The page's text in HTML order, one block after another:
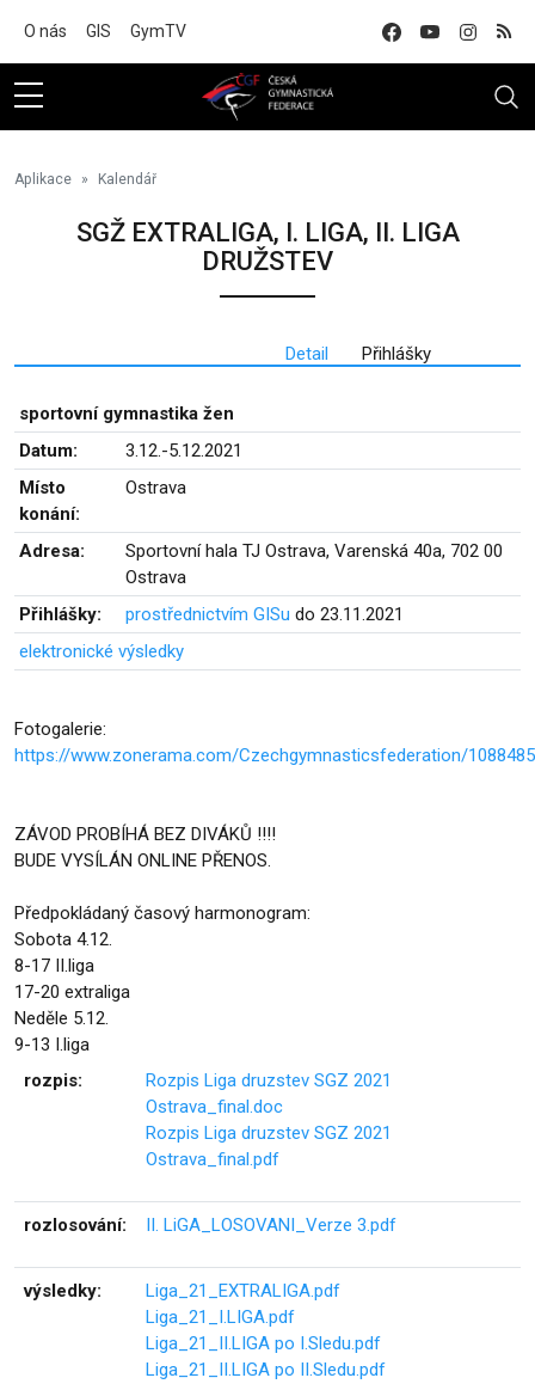
O nás GIS GymTV
Aplikace Kalendář
SGŽ EXTRALIGA, I. LIGA, II. LIGA
DRUŽSTEV
Detail Přihlášky
sportovní gymnastika žen
Datum:
3.12.-5.12.2021
Místo
konání:
Ostrava
Adresa:
Sportovní hala TJ Ostrava, Varenská 40a, 702 00
Ostrava
Přihlášky:
prostřednictvím GISu do 23.11.2021
elektronické výsledky
Fotogalerie:
https://www.zonerama.com/Czechgymnasticsfederation/1088485
ZÁVOD PROBÍHÁ BEZ DIVÁKŮ !!!!
BUDE VYSÍLÁN ONLINE PŘENOS.
Předpokládaný časový harmonogram:
Sobota 4.12.
8-17 II.liga
17-20 extraliga
Neděle 5.12.
9-13 I.liga
rozpis:
Rozpis Liga druzstev SGZ 2021
Ostrava_final.doc
Rozpis Liga druzstev SGZ 2021
Ostrava_final.pdf
rozlosování: II. LiGA_LOSOVANI_Verze 3.pdf
výsledky:
Liga_21_EXTRALIGA.pdf
Liga_21_I.LIGA.pdf
Liga_21_II.LIGA po I.Sledu.pdf
Liga_21_II.LIGA po II.Sledu.pdf